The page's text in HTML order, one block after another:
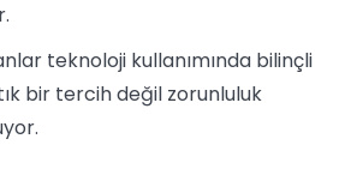
teknoloji kullanımında bilinçli
bir tercih değil zorunluluk